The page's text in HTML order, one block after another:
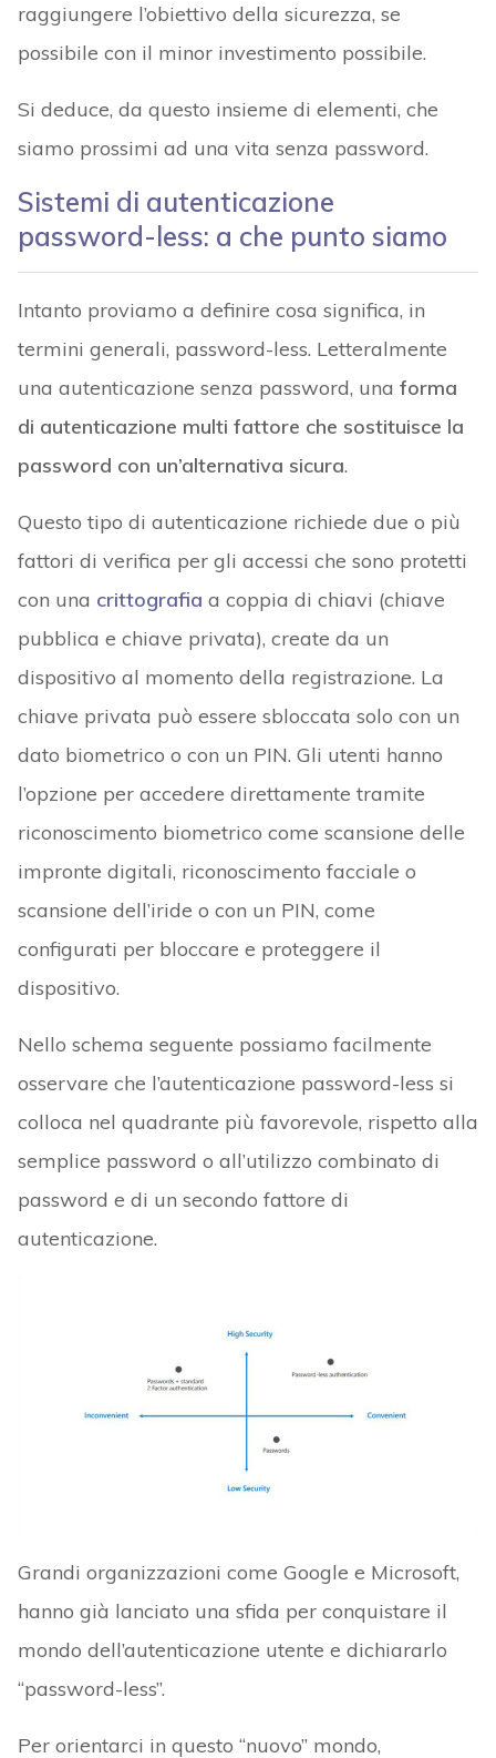
raggiungere l’obiettivo della sicurezza, se
possibile con il minor investimento possibile.
Si deduce, da questo insieme di elementi, che
siamo prossimi ad una vita senza password.
Sistemi di autenticazione
password-less: a che punto siamo
Intanto proviamo a definire cosa significa, in
termini generali, password-less. Letteralmente
una autenticazione senza password, una forma
di autenticazione multi fattore che sostituisce la
password con un’alternativa sicura.
Questo tipo di autenticazione richiede due o più
fattori di verifica per gli accessi che sono protetti
con una crittografia a coppia di chiavi (chiave
pubblica e chiave privata), create da un
dispositivo al momento della registrazione. La
chiave privata può essere sbloccata solo con un
dato biometrico o con un PIN. Gli utenti hanno
l’opzione per accedere direttamente tramite
riconoscimento biometrico come scansione delle
impronte digitali, riconoscimento facciale o
scansione dell’iride o con un PIN, come
configurati per bloccare e proteggere il
dispositivo.
Nello schema seguente possiamo facilmente
osservare che l’autenticazione password-less si
colloca nel quadrante più favorevole, rispetto alla
semplice password o all’utilizzo combinato di
password e di un secondo fattore di
autenticazione.
Grandi organizzazioni come Google e Microsoft,
hanno già lanciato una sfida per conquistare il
mondo dell’autenticazione utente e dichiararlo
“password-less”.
Per orientarci in questo “nuovo” mondo,